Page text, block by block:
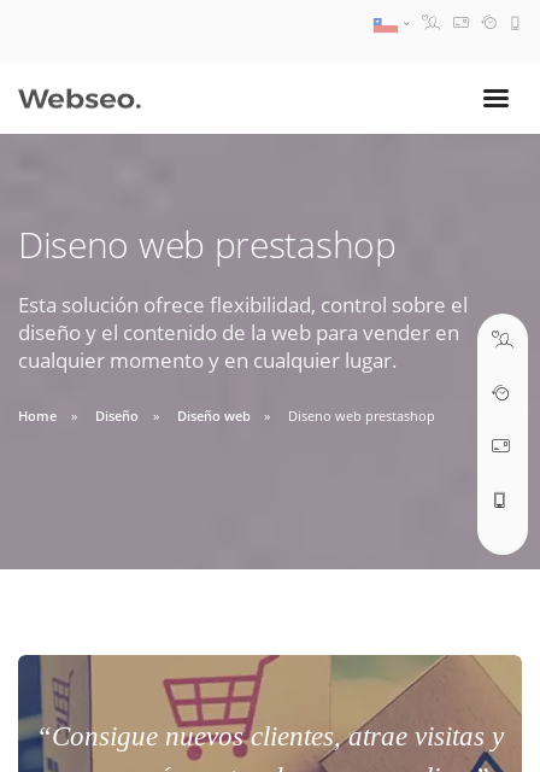
Diseno web prestashop
Esta solución ofrece flexibilidad, control sobre el
diseño y el contenido de la web para vender en
cualquier momento y en cualquier lugar.
Home Diseño Diseño web Diseno web prestashop
“Consigue nuevos clientes, atrae visitas y
09:30 AM A 18:30 PM
soporte@webseo.cl
ABRIR TICKET